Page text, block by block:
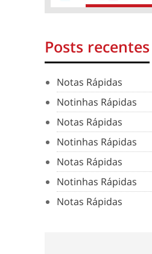
Posts recentes
Notas Rápidas
Notinhas Rápidas
Notas Rápidas
Notinhas Rápidas
Notas Rápidas
Notinhas Rápidas
Notas Rápidas